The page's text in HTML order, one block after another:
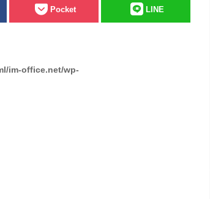
Pocket LINE
im-office.net/wp-